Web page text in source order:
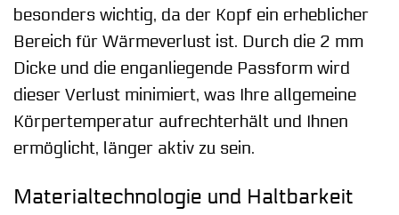
besonders wichtig, da der Kopf ein erheblicher
Bereich für Wärmeverlust ist. Durch die 2 mm
Dicke und die enganliegende Passform wird
dieser Verlust minimiert, was Ihre allgemeine
Körpertemperatur aufrechterhält und Ihnen
ermöglicht, länger aktiv zu sein.
Materialtechnologie und Haltbarkeit